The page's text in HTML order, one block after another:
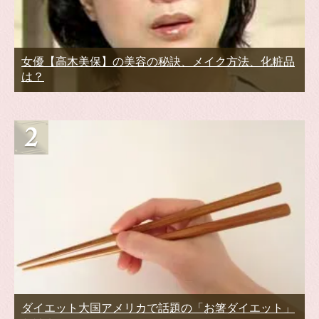
女優【高木美保】の美容の秘訣、メイク方法、化粧品
は？
ダイエット大国アメリカで話題の「お箸ダイエット」